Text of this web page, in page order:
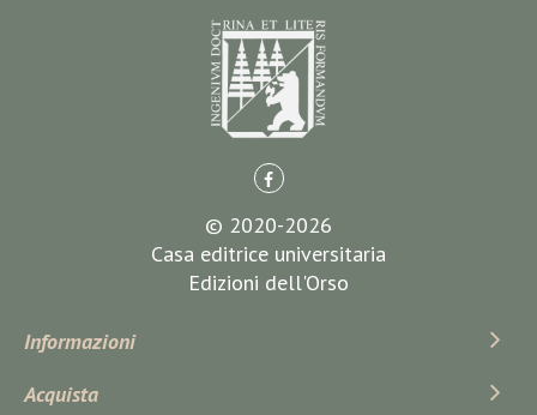
© 2020-2026
Casa editrice universitaria
Edizioni dell'Orso
Informazioni
Acquista